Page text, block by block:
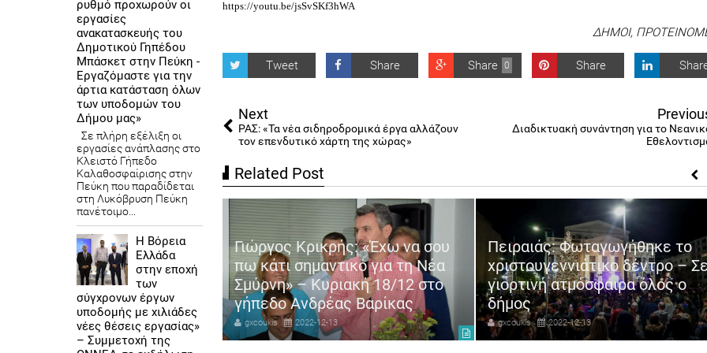
https://youtu.be/jsSvSKf3hWA
ΔΗΜΟΙ,
Tweet Share 0
Share Share
Next
ΡΑΣ: «Τα νέα σιδηροδρομικά έργα αλλάζουν
τον επενδυτικό χάρτη της χώρας»
Διαδικτυακή συνάντηση για το
Related Post
Συναυλία
Δήμου Βάρης Βούλας
με κορυφαίους
2022-12-21
Γιώργος Κρικρής: «Έχω να σου
πω κάτι σημαντικό για τη Νέα
Σμύρνη» – Κυριακή 18/12 στο
γήπεδο Ανδρέας Βαρίκας
gxcoukis 2022-12-13
Πειραιάς: Φωταγωγήθηκε το
χριστουγεννιάτικο δέντρο –
γιορτινή ατμόσφαιρα όλος ο
δήμος
gxcoukis 2022-12-13
ρυθμό προχωρούν οι
εργασίες
ανακατασκευής του
Δημοτικού Γηπέδου
Μπάσκετ στην Πεύκη -
Εργαζόμαστε για την
άρτια κατάσταση όλων
των υποδομών του
Δήμου μας»
Σε πλήρη εξέλιξη οι
εργασίες ανάπλασης στο
Κλειστό Γήπεδο
Καλαθοσφαίρισης στην
Πεύκη που παραδίδεται
στη Λυκόβρυση Πεύκη
πανέτοιμο...
Η Βόρεια
Ελλάδα
στην εποχή
των
σύγχρονων έργων
υποδομής με χιλιάδες
νέες θέσεις εργασίας»
– Συμμετοχή της